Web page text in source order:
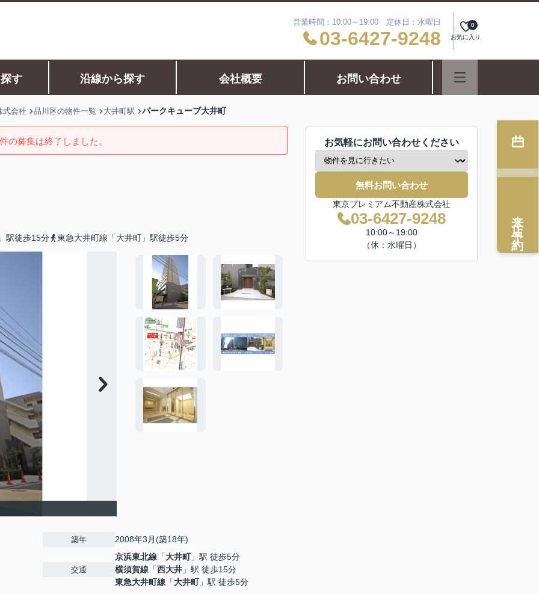
営業時間：10:00～19:00 定休日：水曜日
03-6427-9248 お気に入り
0
す 沿線から探す 会社概要 お問い合わせ
式会社 品川区の物件一覧 大井町駅 パークキューブ大井町
の募集は終了しました。
駅徒歩15分 東急大井町線「大井町」駅徒歩5分
築年 2008年3月(築18年)
交通
京浜東北線 「大井町」駅 徒歩5分
横須賀線 「西大井 」駅 徒歩15分
東急大井町線 「大井町」駅 徒歩5分
お気軽にお問い合わせください
無料お問い合わせ
東京プレミアム不動産株式会社
03-6427-9248
10:00～19:00
（休：水曜日）
来店予約